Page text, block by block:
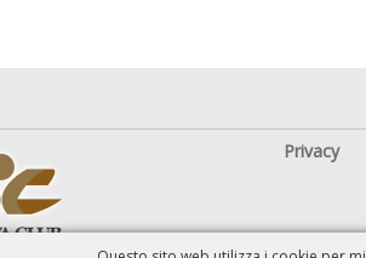
Privacy